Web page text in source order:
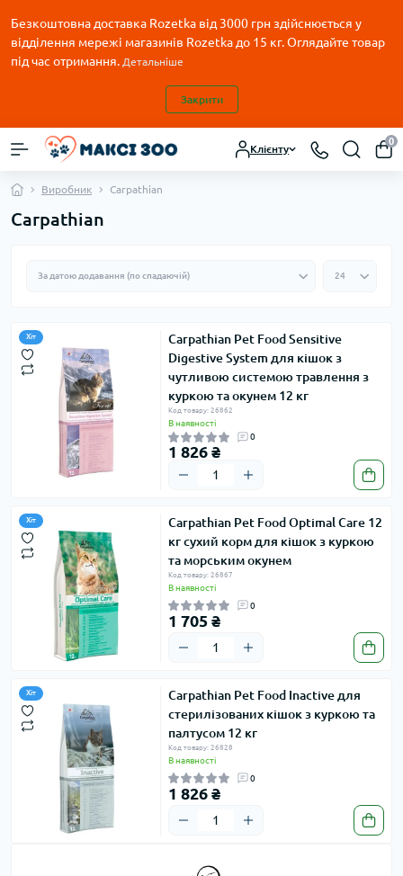
Безкоштовна доставка Rozetka від 3000 грн здійснюється у
відділення мережі магазинів Rozetka до 15 кг. Оглядайте товар
під час отримання. Детальніше
Закрити
Клієнту
0
Виробник Carpathian
Carpathian
Хіт
Carpathian Pet Food Sensitive
Digestive System для кішок з
чутливою системою травлення з
куркою та окунем 12 кг
Код товару: 26862
В наявності
0
1 826 ₴
Хіт
Carpathian Pet Food Optimal Care 12
кг сухий корм для кішок з куркою
та морським окунем
Код товару: 26867
В наявності
0
1 705 ₴
Хіт
Carpathian Pet Food Inactive для
стерилізованих кішок з куркою та
палтусом 12 кг
Код товару: 26828
В наявності
0
1 826 ₴